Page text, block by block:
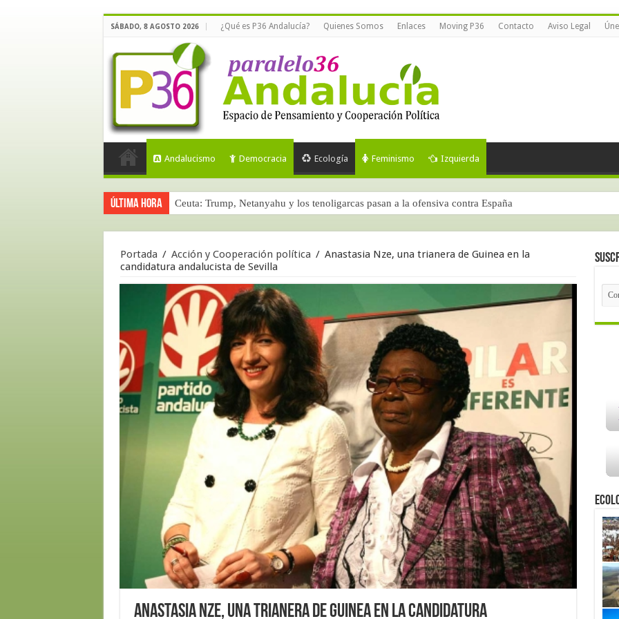
SÁBADO, 8 AGOSTO 2026 ¿Qué es P36 Andalucía? Quienes Somos Enlaces Moving P36 Contacto Aviso Legal
Andalucismo Democracia Ecología Feminismo Izquierda
Última hora Ceuta: Trump, Netanyahu y los tenoligarcas pasan a la ofensiva contra España
La masificación turística (tercera parte)
Portada / Acción y Cooperación política / Anastasia Nze, una trianera de Guinea en la
candidatura andalucista de Sevilla
Anastasia Nze, una trianera de Guinea en la candidatura